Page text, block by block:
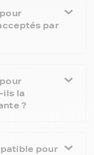
par
ils la
?
pour